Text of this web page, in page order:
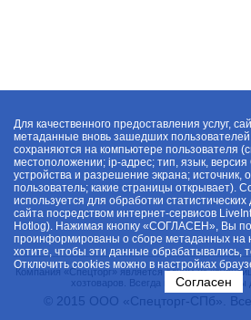
Компания «Спецторг» является одним из
хозтоваров. Всегда в наличии товары
© 2015 ООО «Спецторг-СПб».
Для качественного предоставления услуг,
метаданные вновь зашедших
сохраняются на компьютере пользователя
местоположении; ip-адрес; тип, язык,
устройства и разрешение экрана; источник,
пользователь; какие страницы открывает).
используется для обработки
сайта посредством интернет-сервисов
Hotlog). Нажимая кнопку «СОГЛАСЕН», Вы
проинформированы о сборе метаданных на
хотите, чтобы эти данные обрабатывались,
Отключить cookies можно в настройках
Согласен